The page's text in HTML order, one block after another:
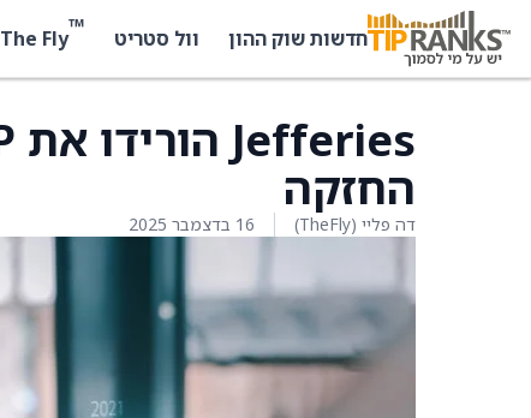
חדשות שוק ההון וול סטריט ™
The Fly
החזקה
דה פליי (TheFly) 16 בדצמבר 2025